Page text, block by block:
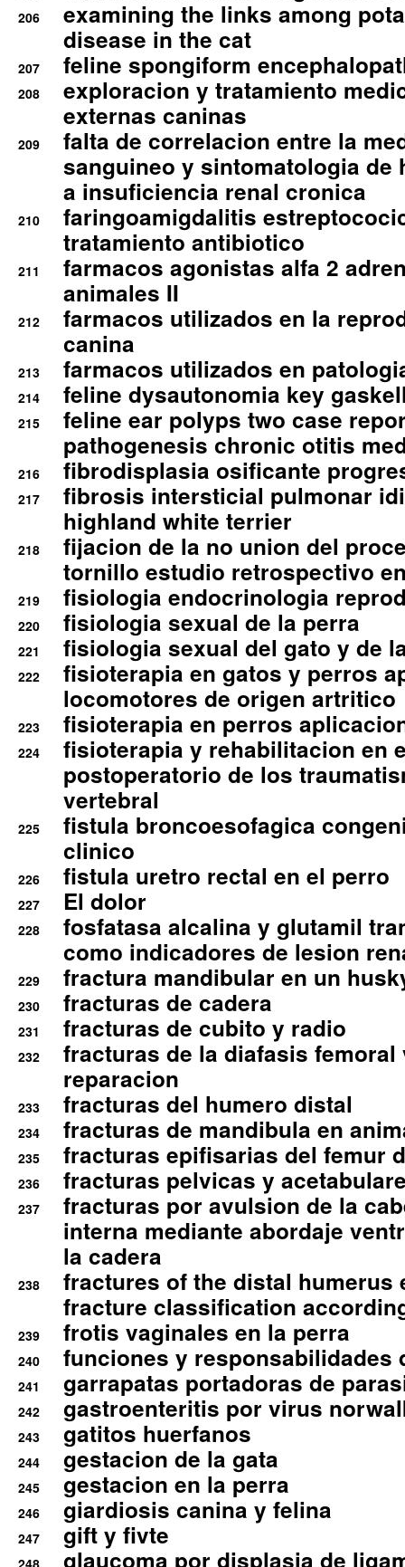
206
examining the links among
disease in the cat
207 feline spongiform
208
exploracion y tratamiento
externas caninas
209
falta de correlacion entre la
sanguineo y sintomatologia de
a insuficiencia renal cronica
210
faringoamigdalitis
tratamiento antibiotico
211
farmacos agonistas alfa 2
animales II
212
farmacos utilizados en la
canina
213 farmacos utilizados en
214 feline dysautonomia key
215
feline ear polyps two case
pathogenesis chronic otitis
216 fibrodisplasia osificante
217
fibrosis intersticial pulmonar
highland white terrier
218
fijacion de la no union del
tornillo estudio retrospectivo
219 fisiologia endocrinologia
220 fisiologia sexual de la perra
221 fisiologia sexual del gato y de
222
fisioterapia en gatos y perros
locomotores de origen artritico
223 fisioterapia en perros
224
fisioterapia y rehabilitacion en
postoperatorio de los
vertebral
225
fistula broncoesofagica
clinico
226 fistula uretro rectal en el perro
227 El dolor
228
fosfatasa alcalina y glutamil
como indicadores de lesion
229 fractura mandibular en un
230 fracturas de cadera
231 fracturas de cubito y radio
232
fracturas de la diafasis
reparacion
233 fracturas del humero distal
234 fracturas de mandibula en
235 fracturas epifisarias del femur
236 fracturas pelvicas y
237
fracturas por avulsion de la
interna mediante abordaje
la cadera
238
fractures of the distal humerus
fracture classification
239 frotis vaginales en la perra
240 funciones y responsabilidades
241 garrapatas portadoras de
242 gastroenteritis por virus
243 gatitos huerfanos
244 gestacion de la gata
245 gestacion en la perra
246 giardiosis canina y felina
247 gift y fivte
glaucoma por displasia de